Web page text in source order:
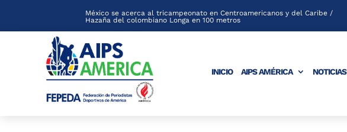
México se acerca al tricampeonato en Centroamericanos y del Caribe /
Hazaña del colombiano Longa en 100 metros
INICIO AIPS AMÉRICA NOTICIAS